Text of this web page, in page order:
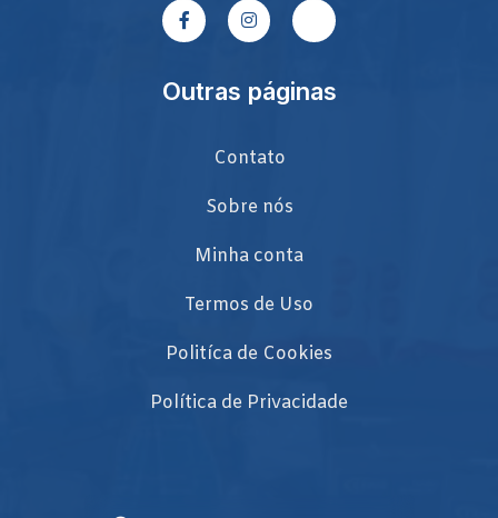
Outras páginas
Contato
Sobre nós
Minha conta
Termos de Uso
Politíca de Cookies
Política de Privacidade